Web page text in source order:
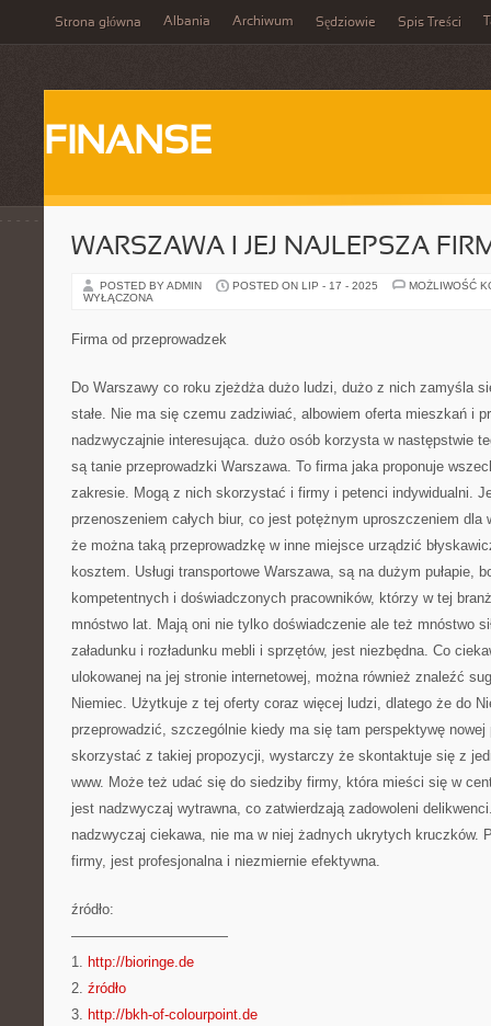
Strona główna Albania Archiwum Sędziowie Spis Treści
FINANSE
WARSZAWA I JEJ NAJLEPSZA
POSTED BY ADMIN POSTED ON LIP - 17 - 2025
MOŻLIWOŚĆ
WYŁĄCZONA
Firma od przeprowadzek
Do Warszawy co roku zjeżdża dużo ludzi, dużo z nich zamyśla
stałe. Nie ma się czemu zadziwiać, albowiem oferta mieszkań i
nadzwyczajnie interesująca. dużo osób korzysta w następstwie
są tanie przeprowadzki Warszawa. To firma jaka proponuje
zakresie. Mogą z nich skorzystać i firmy i petenci indywidualni.
przenoszeniem całych biur, co jest potężnym uproszczeniem dla
że można taką przeprowadzkę w inne miejsce urządzić
kosztem. Usługi transportowe Warszawa, są na dużym pułapie,
kompetentnych i doświadczonych pracowników, którzy w tej
mnóstwo lat. Mają oni nie tylko doświadczenie ale też mnóstwo
załadunku i rozładunku mebli i sprzętów, jest niezbędna. Co
ulokowanej na jej stronie internetowej, można również znaleźć
Niemiec. Użytkuje z tej oferty coraz więcej ludzi, dlatego że do
przeprowadzić, szczególnie kiedy ma się tam perspektywę
skorzystać z takiej propozycji, wystarczy że skontaktuje się z
www. Może też udać się do siedziby firmy, która mieści się w
jest nadzwyczaj wytrawna, co zatwierdzają zadowoleni
nadzwyczaj ciekawa, nie ma w niej żadnych ukrytych kruczków.
firmy, jest profesjonalna i niezmiernie efektywna.
źródło:
———————————
1. http://bioringe.de
2. źródło
3. http://bkh-of-colourpoint.de